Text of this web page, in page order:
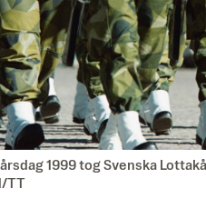
1999 tog Svenska
TT